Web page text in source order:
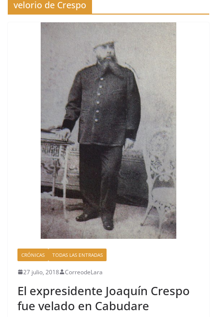
velorio de Crespo
CRÓNICAS TODAS LAS ENTRADAS
27 julio, 2018 CorreodeLara
El expresidente Joaquín Crespo
fue velado en Cabudare